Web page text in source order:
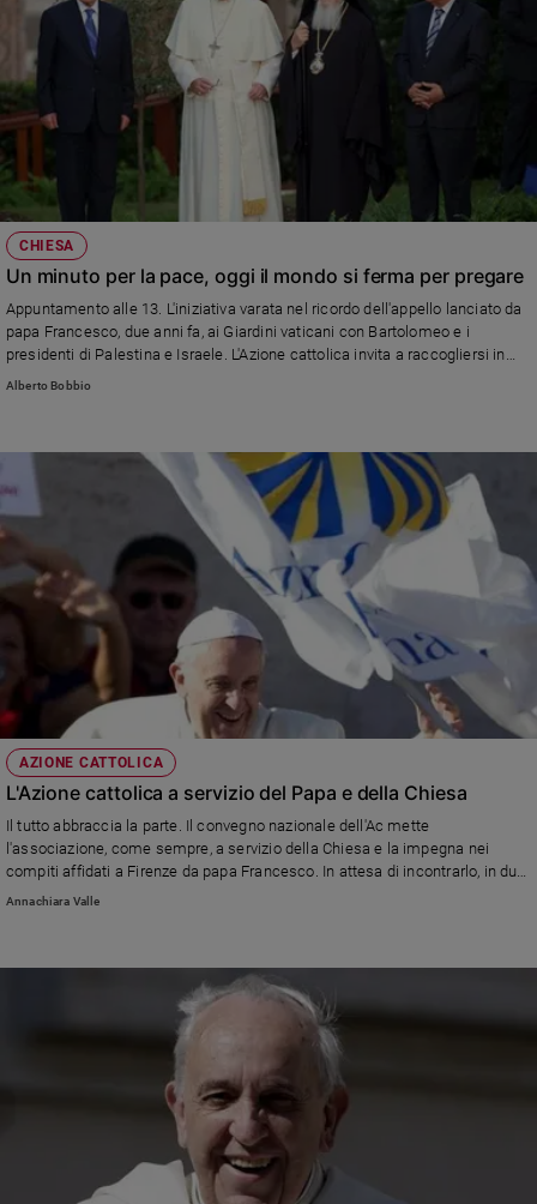
CHIESA
Un minuto per la pace, oggi il mondo si ferma per pregare
Appuntamento alle 13. L'iniziativa varata nel ricordo dell'appello lanciato da
papa Francesco, due anni fa, ai Giardini vaticani con Bartolomeo e i
presidenti di Palestina e Israele. L'Azione cattolica invita a raccogliersi in
preghiera, per un minuto. Dall'isola Tonga all'Africa, da Roma all'Argentina: in
Alberto Bobbio
AZIONE CATTOLICA
L'Azione cattolica a servizio del Papa e della Chiesa
Il tutto abbraccia la parte. Il convegno nazionale dell'Ac mette
l'associazione, come sempre, a servizio della Chiesa e la impegna nei
compiti affidati a Firenze da papa Francesco. In attesa di incontrarlo, in due
appuntamenti, nell'aprile del prossimo anno
Annachiara Valle